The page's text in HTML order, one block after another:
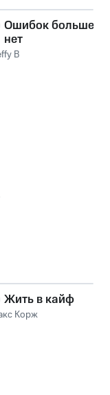
Ошибок больше
нет
B
Жить в кайф
Корж